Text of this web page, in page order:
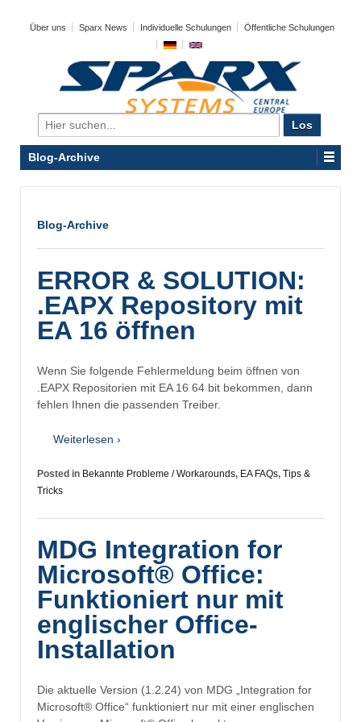
Über uns Sparx News Individuelle Schulungen Öffentliche Schulungen
Search
for:
Blog-Archive
Blog-Archive
ERROR & SOLUTION:
.EAPX Repository mit
EA 16 öffnen
Wenn Sie folgende Fehlermeldung beim öffnen von
.EAPX Repositorien mit EA 16 64 bit bekommen, dann
fehlen Ihnen die passenden Treiber.
Weiterlesen ›
Posted in Bekannte Probleme / Workarounds, EA FAQs, Tips &
Tricks
MDG Integration for
Microsoft® Office:
Funktioniert nur mit
englischer Office-
Installation
Die aktuelle Version (1.2.24) von MDG „Integration for
Microsoft® Office“ funktioniert nur mit einer englischen